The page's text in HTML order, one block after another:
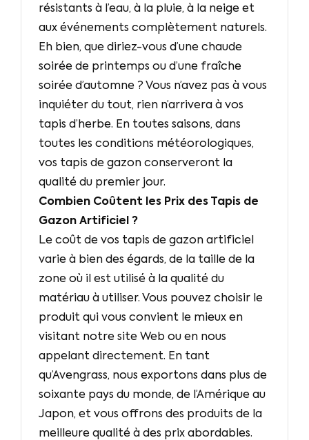
résistants à l’eau, à la pluie, à la neige et
aux événements complètement naturels.
Eh bien, que diriez-vous d’une chaude
soirée de printemps ou d’une fraîche
soirée d’automne ? Vous n’avez pas à vous
inquiéter du tout, rien n’arrivera à vos
tapis d’herbe. En toutes saisons, dans
toutes les conditions météorologiques,
vos tapis de gazon conserveront la
qualité du premier jour.
Combien Coûtent les Prix des Tapis de
Gazon Artificiel ?
Le coût de vos tapis de gazon artificiel
varie à bien des égards, de la taille de la
zone où il est utilisé à la qualité du
matériau à utiliser. Vous pouvez choisir le
produit qui vous convient le mieux en
visitant notre site Web ou en nous
appelant directement. En tant
qu’Avengrass, nous exportons dans plus de
soixante pays du monde, de l’Amérique au
Japon, et vous offrons des produits de la
meilleure qualité à des prix abordables.